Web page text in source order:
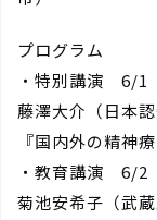
プログラム
・特別講演 6/1
藤澤大介（日本
『国内外の精神
・教育講演 6/2
菊池安希子（武